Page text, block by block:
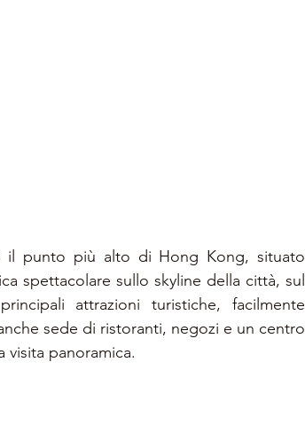
il punto più alto di Hong Kong, situato
spettacolare sullo skyline della città, sul
attrazioni turistiche, facilmente
sede di ristoranti, negozi e un centro
panoramica.